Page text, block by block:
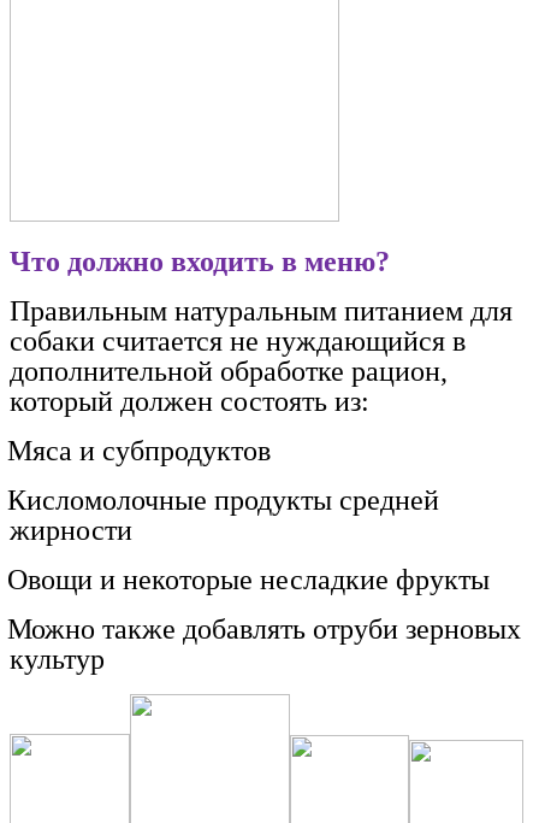
Что должно входить в меню?
Правильным натуральным питанием для
собаки считается не нуждающийся в
дополнительной обработке рацион,
который должен состоять из:
Мяса и субпродуктов
Кисломолочные продукты средней
жирности
Овощи и некоторые несладкие фрукты
Можно также добавлять отруби зерновых
культур